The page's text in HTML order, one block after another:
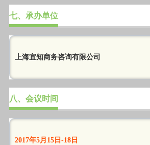
七、承办单位
上海宜知商务咨询有限公司
八、会议时间
2017年5月15日-18日